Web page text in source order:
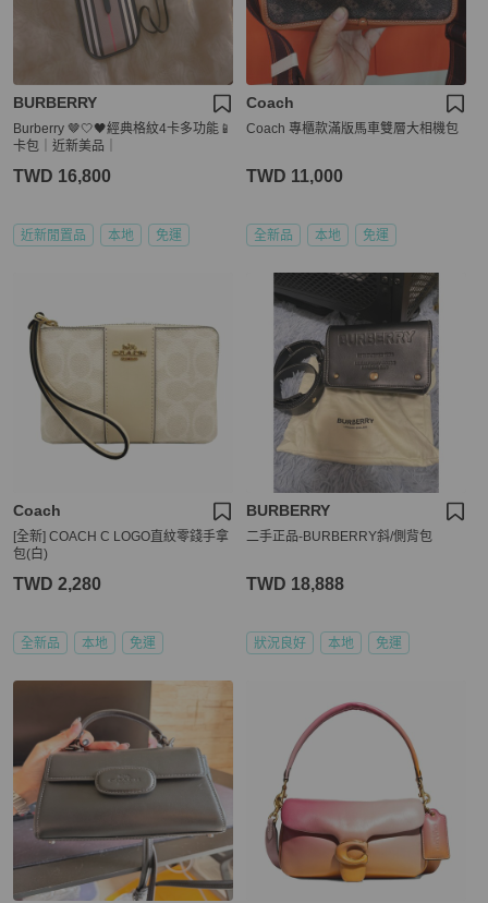
BURBERRY
Burberry 🤎🤍🖤經典格紋4卡多功能📱
卡包｜近新美品｜
TWD 16,800
近新閒置品 本地 免運
Coach
Coach 專櫃款滿版馬車雙層大相機包
TWD 11,000
全新品 本地 免運
Coach
[全新] COACH C LOGO直紋零錢手拿
包(白)
TWD 2,280
全新品 本地 免運
BURBERRY
二手正品-BURBERRY斜/側背包
TWD 18,888
狀況良好 本地 免運